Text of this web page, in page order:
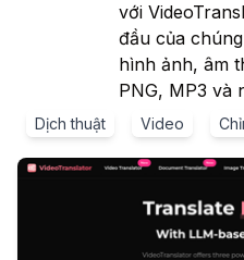
với
đầu của
hình ảnh, âm
PNG, MP3 và
Dịch thuật Video